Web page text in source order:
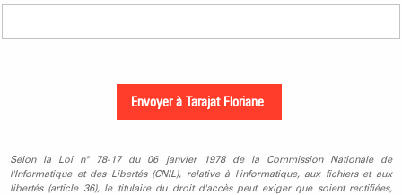
Selon la Loi n° 78-17 du 06 janvier 1978 de la Commission Nationale de
l'Informatique et des Libertés (CNIL), relative à l'informatique, aux fichiers et aux
libertés (article 36), le titulaire du droit d'accès peut exiger que soient rectifiées,